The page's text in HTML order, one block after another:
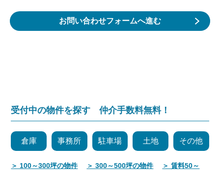
お問い合わせフォームへ進む
受付中の物件を探す 仲介手数料無料！
倉庫 事務所 駐車場 土地 その他
＞ 100～300坪の物件 ＞ 300～500坪の物件
＞ 賃料50～